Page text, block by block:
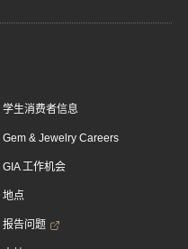
学生消费者信息
Gem & Jewelry Careers
GIA 工作机会
地点
报告问题